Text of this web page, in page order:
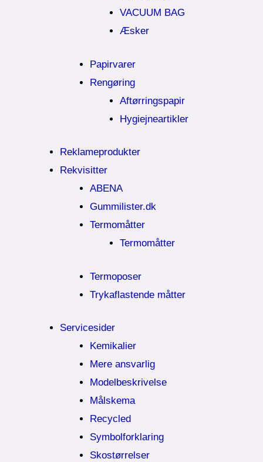
VACUUM BAG
Æsker
Papirvarer
Rengøring
Aftørringspapir
Hygiejneartikler
Reklameprodukter
Rekvisitter
ABENA
Gummilister.dk
Termomåtter
Termomåtter
Termoposer
Trykaflastende måtter
Servicesider
Kemikalier​
Mere ansvarlig
Modelbeskrivelse
Målskema
Recycled
Symbolforklaring
Skostørrelser